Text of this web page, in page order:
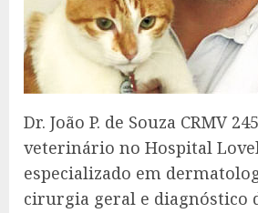
Dr. João P. de Souza CRMV
veterinário no Hospital
especializado em
cirurgia geral e diagnóstico